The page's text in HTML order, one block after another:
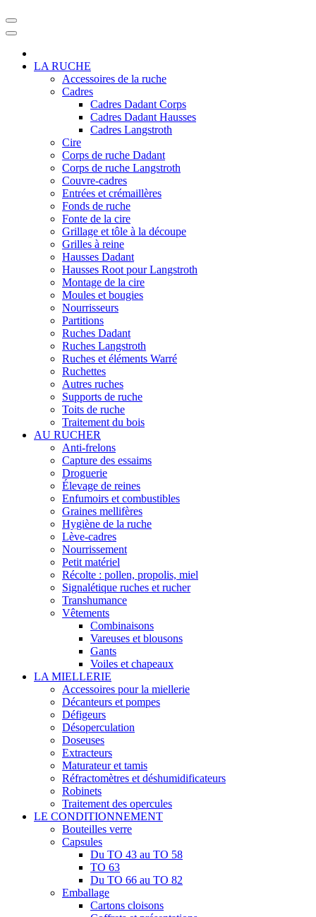
LA RUCHE
Accessoires de la ruche
Cadres
Cadres Dadant Corps
Cadres Dadant Hausses
Cadres Langstroth
Cire
Corps de ruche Dadant
Corps de ruche Langstroth
Couvre-cadres
Entrées et crémaillères
Fonds de ruche
Fonte de la cire
Grillage et tôle à la découpe
Grilles à reine
Hausses Dadant
Hausses Root pour Langstroth
Montage de la cire
Moules et bougies
Nourrisseurs
Partitions
Ruches Dadant
Ruches Langstroth
Ruches et éléments Warré
Ruchettes
Autres ruches
Supports de ruche
Toits de ruche
Traitement du bois
AU RUCHER
Anti-frelons
Capture des essaims
Droguerie
Élevage de reines
Enfumoirs et combustibles
Graines mellifères
Hygiène de la ruche
Lève-cadres
Nourrissement
Petit matériel
Récolte : pollen, propolis, miel
Signalétique ruches et rucher
Transhumance
Vêtements
Combinaisons
Vareuses et blousons
Gants
Voiles et chapeaux
LA MIELLERIE
Accessoires pour la miellerie
Décanteurs et pompes
Défigeurs
Désoperculation
Doseuses
Extracteurs
Maturateur et tamis
Réfractomètres et déshumidificateurs
Robinets
Traitement des opercules
LE CONDITIONNEMENT
Bouteilles verre
Capsules
Du TO 43 au TO 58
TO 63
Du TO 66 au TO 82
Emballage
Cartons cloisons